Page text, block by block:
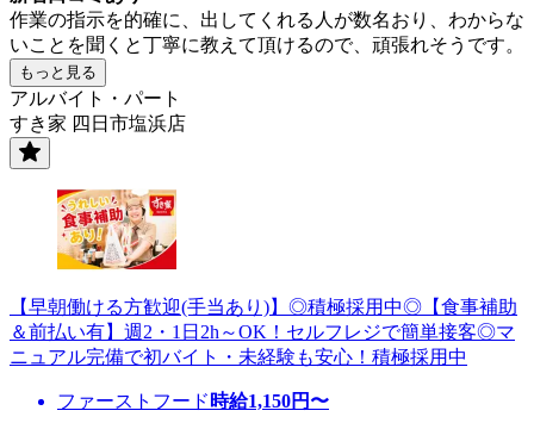
作業の指示を的確に、出してくれる人が数名おり、わからな
いことを聞くと丁寧に教えて頂けるので、頑張れそうです。
もっと見る
アルバイト・パート
すき家 四日市塩浜店
【早朝働ける方歓迎(手当あり)】◎積極採用中◎【食事補助
＆前払い有】週2・1日2h～OK！セルフレジで簡単接客◎マ
ニュアル完備で初バイト・未経験も安心！積極採用中
ファーストフード 時給1,150円〜